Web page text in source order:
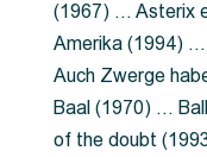
(1967) … Asterix
Amerika (1994)
Auch Zwerge
Baal (1970) …
of the doubt